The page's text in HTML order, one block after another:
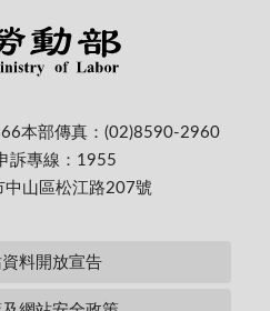
本部傳真：(02)8590-2960
訴專線：1955
山區松江路207號
料開放宣告